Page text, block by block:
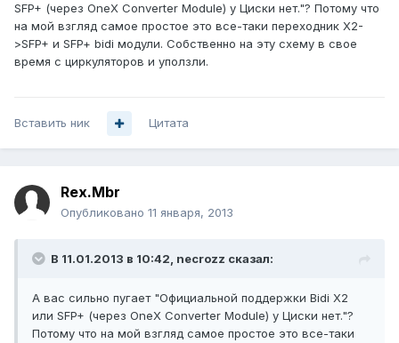
SFP+ (через OneX Converter Module) у Циски нет."? Потому что
на мой взгляд самое простое это все-таки переходник X2-
>SFP+ и SFP+ bidi модули. Собственно на эту схему в свое
время с циркуляторов и уползли.
Вставить ник Цитата
Rex.Mbr
Опубликовано 11 января, 2013
В 11.01.2013 в 10:42, necrozz сказал:
А вас сильно пугает "Официальной поддержки Bidi X2
или SFP+ (через OneX Converter Module) у Циски нет."?
Потому что на мой взгляд самое простое это все-таки